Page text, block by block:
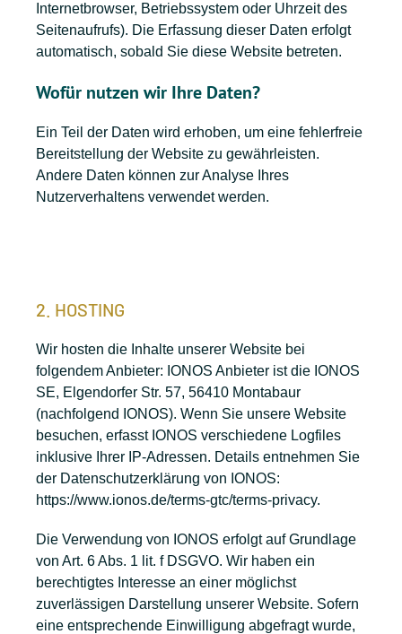
Internetbrowser, Betriebssystem oder Uhrzeit des
Seitenaufrufs). Die Erfassung dieser Daten erfolgt
automatisch, sobald Sie diese Website betreten.
Wofür nutzen wir Ihre Daten?
Ein Teil der Daten wird erhoben, um eine fehlerfreie
Bereitstellung der Website zu gewährleisten.
Andere Daten können zur Analyse Ihres
Nutzerverhaltens verwendet werden.
2. HOSTING
Wir hosten die Inhalte unserer Website bei
folgendem Anbieter: IONOS Anbieter ist die IONOS
SE, Elgendorfer Str. 57, 56410 Montabaur
(nachfolgend IONOS). Wenn Sie unsere Website
besuchen, erfasst IONOS verschiedene Logfiles
inklusive Ihrer IP-Adressen. Details entnehmen Sie
der Datenschutzerklärung von IONOS:
https://www.ionos.de/terms-gtc/terms-privacy.
Die Verwendung von IONOS erfolgt auf Grundlage
von Art. 6 Abs. 1 lit. f DSGVO. Wir haben ein
berechtigtes Interesse an einer möglichst
zuverlässigen Darstellung unserer Website. Sofern
eine entsprechende Einwilligung abgefragt wurde,